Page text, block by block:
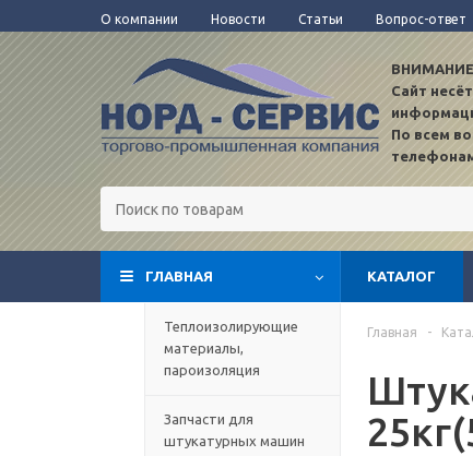
О компании Новости Статьи Вопрос-ответ
Сайт
По всем
ГЛАВНАЯ TEST12
КАТАЛОГ
Теплоизолирующие
материалы,
пароизоляция
Запчасти для
штукатурных машин
Главная -